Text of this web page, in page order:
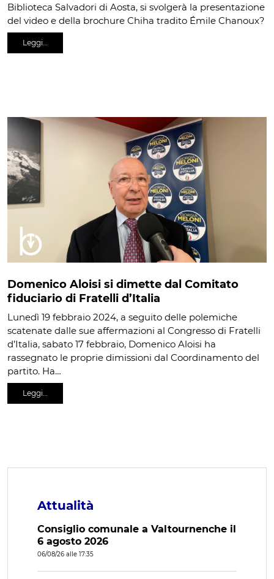
Biblioteca Salvadori di Aosta, si svolgerà la presentazione
del video e della brochure Chiha tradito Émile Chanoux?
Leggi…
Domenico Aloisi si dimette dal Comitato
fiduciario di Fratelli d’Italia
Lunedì 19 febbraio 2024, a seguito delle polemiche
scatenate dalle sue affermazioni al Congresso di Fratelli
d’Italia, sabato 17 febbraio, Domenico Aloisi ha
rassegnato le proprie dimissioni dal Coordinamento del
partito. Ha…
Leggi…
Attualità
Consiglio comunale a Valtournenche il
6 agosto 2026
06/08/26 alle 17:35